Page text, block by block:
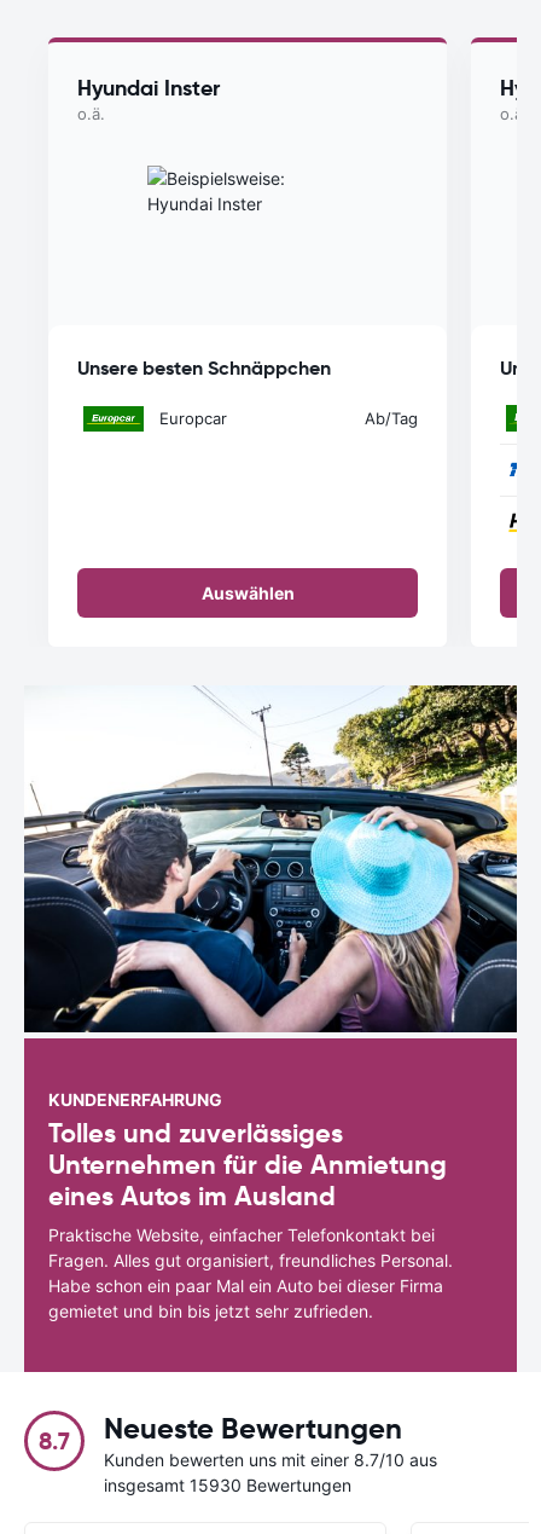
Hyundai Inster
o.ä.
Unsere besten Schnäppchen
Europcar Ab/Tag
Auswählen
o.ä.
KUNDENERFAHRUNG
Tolles und zuverlässiges
Unternehmen für die Anmietung
eines Autos im Ausland
Praktische Website, einfacher Telefonkontakt bei
Fragen. Alles gut organisiert, freundliches Personal.
Habe schon ein paar Mal ein Auto bei dieser Firma
gemietet und bin bis jetzt sehr zufrieden.
8.7 Neueste Bewertungen
Kunden bewerten uns mit einer 8.7/10 aus
insgesamt 15930 Bewertungen